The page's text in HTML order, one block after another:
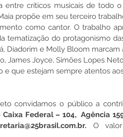
entre críticos musicais de todo
propõe em seu terceiro
como cantor. O trabalho
tematização do protagonismo
Diadorim e Molly Bloom
James Joyce, Simões Lopes
que estejam sempre atentos
convidamos o público a
Federal – 104,  Agência
O